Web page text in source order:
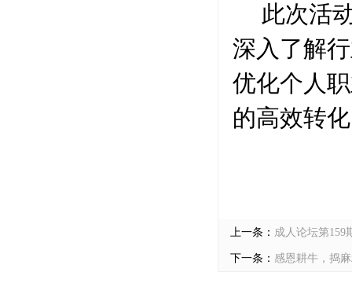
此次活
深入了解
优化个人
的高效转
上一条： 成人论坛第159
下一条： 感恩耕牛，捣